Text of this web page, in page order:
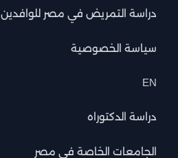
دراسة التمريض في مصر للوافدين
سياسة الخصوصية
EN
دراسة الدكتوراه
الجامعات الخاصة في مصر